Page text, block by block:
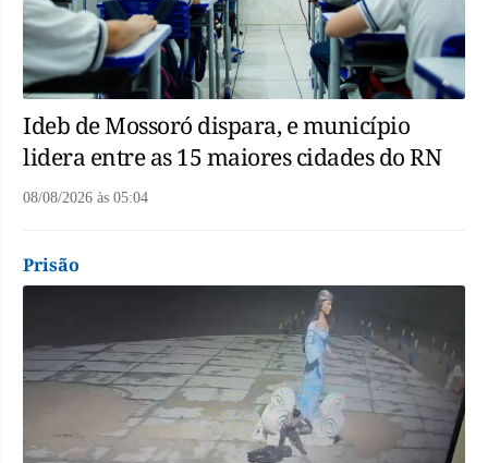
Ideb de Mossoró dispara, e município
lidera entre as 15 maiores cidades do RN
08/08/2026 às 05:04
Prisão